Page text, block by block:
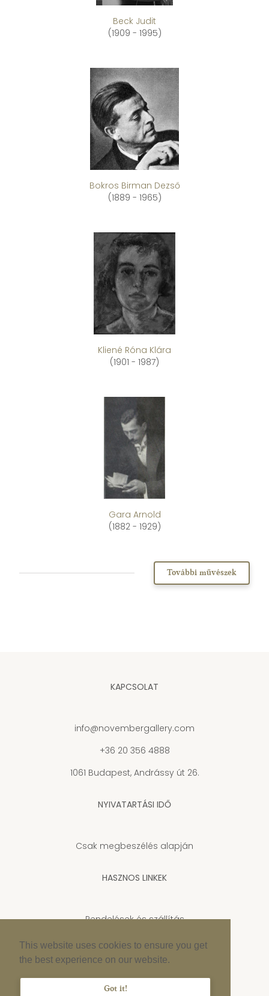
This website uses cookies to ensure you get
the best experience on our website.
Got it!
Beck Judit
(1909 - 1995)
Bokros Birman Dezső
(1889 - 1965)
Kliené Róna Klára
(1901 - 1987)
Gara Arnold
(1882 - 1929)
További művészek
KAPCSOLAT
info@novembergallery.com
+36 20 356 4888
1061 Budapest, Andrássy út 26.
NYIVATARTÁSI IDŐ
Csak megbeszélés alapján
HASZNOS LINKEK
Rendelések és szállítás
Adatkezelési tájékoztató
Cookie szabályzat
Impresszum